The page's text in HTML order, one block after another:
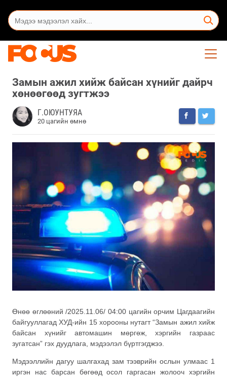
Замын ажил хийж байсан хүнийг дайрч
хөнөөгөөд зугтжээ
Г.ОЮУНТУЯА
20 цагийн өмнө
Өнөө өглөөний /2025.11.06/ 04:00 цагийн орчим Цагдаагийн
байгууллагад ХУД-ийн 15 хорооны нутагт “Замын ажил хийж
байсан хүнийг автомашин мөргөж, хэргийн газраас
зугатсан” гэх дуудлага, мэдээлэл бүртгэгджээ.
Мэдээллийн дагуу шалгахад зам тээврийн ослын улмаас 1
иргэн нас барсан бөгөөд осол гаргасан жолооч хэргийн